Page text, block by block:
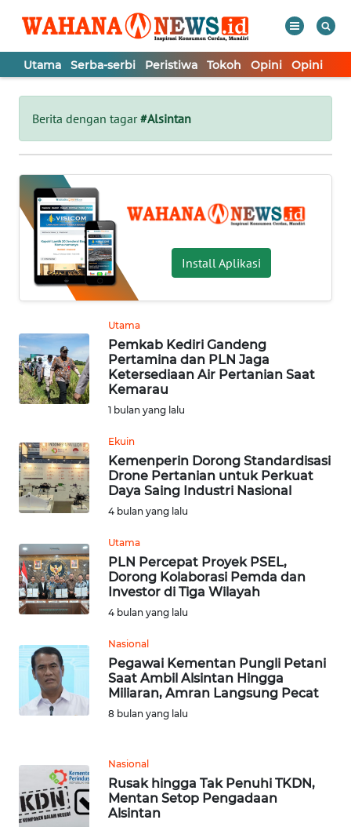
Utama Serba-serbi Peristiwa Tokoh Opini Opini
Berita dengan tagar#Alsintan
Install Aplikasi
Utama
Pemkab Kediri Gandeng
Pertamina dan PLN Jaga
Ketersediaan Air Pertanian Saat
Kemarau
1 bulan yang lalu
Ekuin
Kemenperin Dorong Standardisasi
Drone Pertanian untuk Perkuat
Daya Saing Industri Nasional
4 bulan yang lalu
Utama
PLN Percepat Proyek PSEL,
Dorong Kolaborasi Pemda dan
Investor di Tiga Wilayah
4 bulan yang lalu
Nasional
Pegawai Kementan Pungli Petani
Saat Ambil Alsintan Hingga
Miliaran, Amran Langsung Pecat
8 bulan yang lalu
Nasional
Rusak hingga Tak Penuhi TKDN,
Mentan Setop Pengadaan
Alsintan
Tutup
UTAMA
SERBA-
SERBI
PERISTIWA
TOKOH
OPINI
OPINI
INDEKS
BERITA
KAMI
INFO
IKLAN
TENTANG
KAMI
PEDOMAN
MEDIA
REDAKSI
KARIR